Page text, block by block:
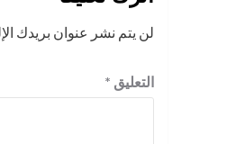
لن يتم نشر عنوان بريدك
التعليق *